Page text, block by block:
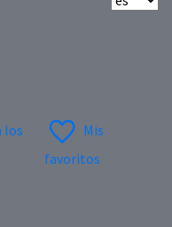
los
Mis
favoritos